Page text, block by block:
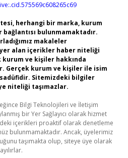
herhangi bir marka, kurum
bulunmamaktadır.
makaleler
alan içerikler haber niteliği
ve kişiler hakkında
Gerçek kurum ve kişiler ile isim
Sitemizdeki bilgiler
niteliği taşımazlar.
Bilgi Teknolojileri ve İletişim
bir Yer Sağlayıcı olarak hizmet
içerikleri proaktif olarak denetleme
bulunmamaktadır. Ancak, üyelerimiz
taşımakta olup, siteye üye olarak